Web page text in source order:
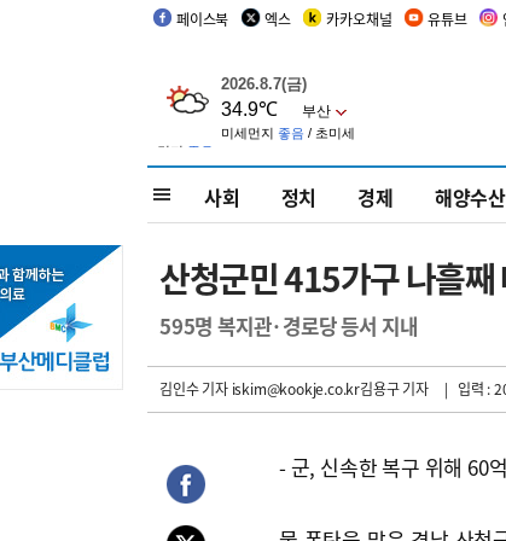
페이스북 엑스 카카오채널 유튜브
사회 정치 경제 해양수산
산청군민 415가구 나흘
595명 복지관·경로당 등서 지내
김인수 기자iskim@kookje.co.kr김용구 기자 | 입력 :
- 군, 신속한 복구 위해 60